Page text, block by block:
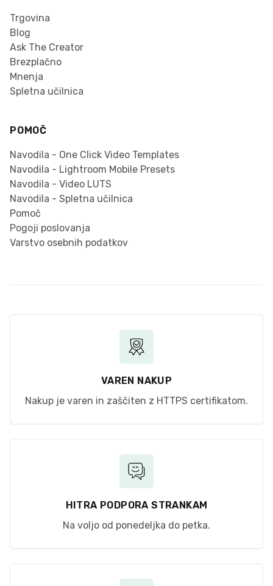
Trgovina
Blog
Ask The Creator
Brezplačno
Mnenja
Spletna učilnica
POMOČ
Navodila - One Click Video Templates
Navodila - Lightroom Mobile Presets
Navodila - Video LUTS
Navodila - Spletna učilnica
Pomoč
Pogoji poslovanja
Varstvo osebnih podatkov
VAREN NAKUP
Nakup je varen in zaščiten z HTTPS certifikatom.
HITRA PODPORA STRANKAM
Na voljo od ponedeljka do petka.